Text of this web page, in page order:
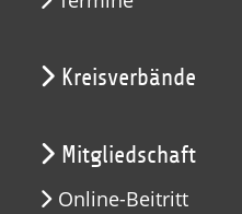
Kreisverbände
Mitgliedschaft
Online-Beitritt